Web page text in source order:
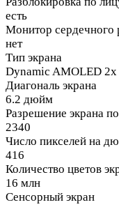
есть
Монитор сердечного
нет
Тип экрана
Dynamic AMOLED 2x
Диагональ экрана
6.2 дюйм
Разрешение экрана
2340
Число пикселей на
416
Количество цветов
16 млн
Сенсорный экран